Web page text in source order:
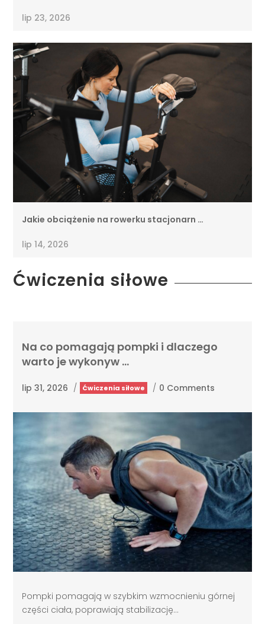
lip 23, 2026
Jakie obciążenie na rowerku stacjonarn …
lip 14, 2026
Ćwiczenia siłowe
Na co pomagają pompki i dlaczego
warto je wykonyw …
lip 31, 2026 / Ćwiczenia siłowe / 0 Comments
Pompki pomagają w szybkim wzmocnieniu górnej
części ciała, poprawiają stabilizację...